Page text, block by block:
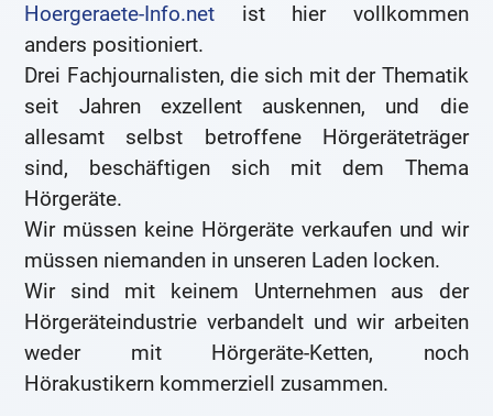
Hoergeraete-Info.net ist hier vollkommen
anders positioniert.
Drei Fachjournalisten, die sich mit der Thematik
seit Jahren exzellent auskennen, und die
allesamt selbst betroffene Hörgeräteträger
sind, beschäftigen sich mit dem Thema
Hörgeräte.
Wir müssen keine Hörgeräte verkaufen und wir
müssen niemanden in unseren Laden locken.
Wir sind mit keinem Unternehmen aus der
Hörgeräteindustrie verbandelt und wir arbeiten
weder mit Hörgeräte-Ketten, noch
Hörakustikern kommerziell zusammen.